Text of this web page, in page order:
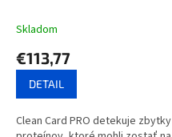
bielkovinami)
Skladom
€113,77
DETAIL
Clean Card PRO detekuje zbytky